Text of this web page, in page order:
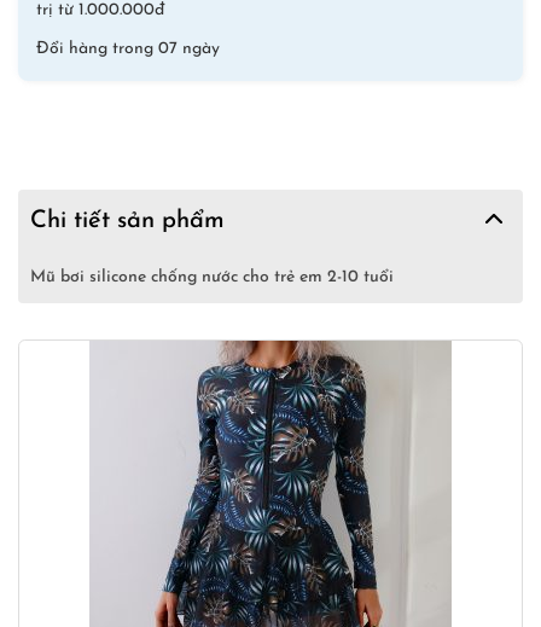
trị từ 1.000.000đ
Đổi hàng trong 07 ngày
Chi tiết sản phẩm
Mũ bơi silicone chống nước cho trẻ em 2-10 tuổi